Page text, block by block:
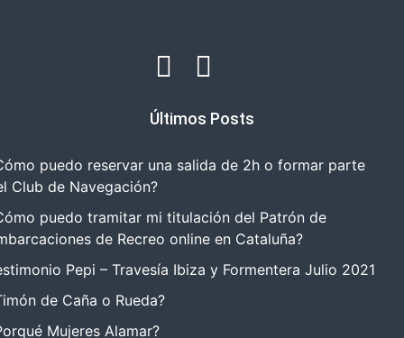
Últimos Posts
puedo reservar una salida de 2h o formar parte
Club de Navegación?
puedo tramitar mi titulación del Patrón de
de Recreo online en Cataluña?
Pepi – Travesía Ibiza y Formentera Julio 2021
de Caña o Rueda?
Mujeres Alamar?